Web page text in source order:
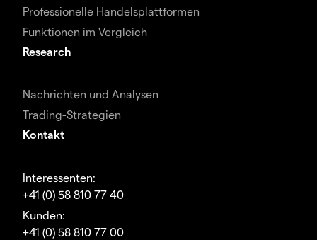
Professionelle Handelsplattformen
Funktionen im Vergleich
Research
Nachrichten und Analysen
Trading-Strategien
Kontakt
Interessenten:
+41 (0) 58 810 77 40
Kunden:
+41 (0) 58 810 77 00